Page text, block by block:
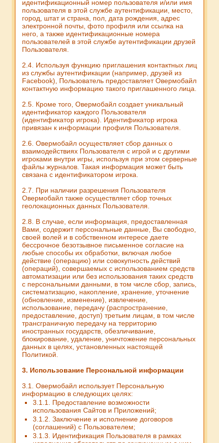
идентификационный номер пользователя и/или имя
пользователя в этой службе аутентификации, место,
город, штат и страна, пол, дата рождения, адрес
электронной почты, фото профиля или ссылка на
него, а также идентификационные номера
пользователей в этой службе аутентификации друзей
Пользователя.
2.4. Используя функцию приглашения контактных лиц
из службы аутентификации (например, друзей из
Facebook), Пользователь предоставляет Овермобайл
контактную информацию такого приглашенного лица.
2.5. Кроме того, Овермобайл создает уникальный
идентификатор каждого Пользователя
(идентификатор игрока). Идентификатор игрока
привязан к информации профиля Пользователя.
2.6. Овермобайл осуществляет сбор данных о
взаимодействиях Пользователя с игрой и с другими
игроками внутри игры, используя при этом серверные
файлы журналов. Такая информация может быть
связана с идентификатором игрока.
2.7. При наличии разрешения Пользователя
Овермобайл также осуществляет сбор точных
геолокационных данных Пользователя.
2.8. В случае, если информация, предоставленная
Вами, содержит персональные данные, Вы свободно,
своей волей и в собственном интересе даете
бессрочное безотзывное письменное согласие на
любые способы их обработки, включая любое
действие (операцию) или совокупность действий
(операций), совершаемых с использованием средств
автоматизации или без использования таких средств
с персональными данными, в том числе сбор, запись,
систематизацию, накопление, хранение, уточнение
(обновление, изменение), извлечение,
использование, передачу (распространение,
предоставление, доступ) третьим лицам, в том числе
трансграничную передачу на территорию
иностранных государств, обезличивание,
блокирование, удаление, уничтожение персональных
данных в целях, установленных настоящей
Политикой.
3. Использование Персональной информации
3.1. Овермобайл использует Персональную
информацию в следующих целях:
3.1.1. Предоставление возможности
использования Сайтов и Приложений;
3.1.2. Заключение и исполнение договоров
(соглашений) с Пользователем;
3.1.3. Идентификация Пользователя в рамках